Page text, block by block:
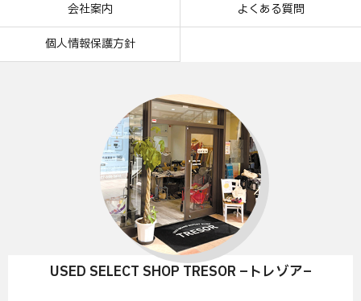
会社案内 よくある質問
個人情報保護方針
USED SELECT SHOP TRESOR –トレゾア–